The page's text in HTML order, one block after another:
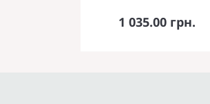
1 035.00 грн.
В корзину